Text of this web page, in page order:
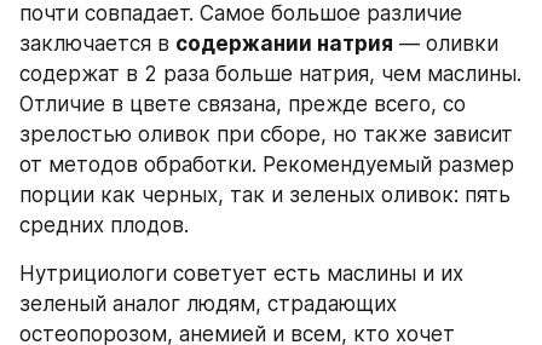
почти совпадает. Самое большое различие
заключается в содержании натрия — оливки
содержат в 2 раза больше натрия, чем маслины.
Отличие в цвете связана, прежде всего, со
зрелостью оливок при сборе, но также зависит
от методов обработки. Рекомендуемый размер
порции как черных, так и зеленых оливок: пять
средних плодов.
Нутрициологи советует есть маслины и их
зеленый аналог людям, страдающих
остеопорозом, анемией и всем, кто хочет